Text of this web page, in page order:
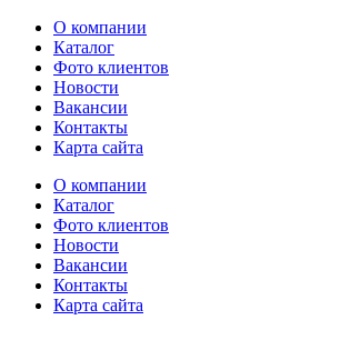
О компании
Каталог
Фото клиентов
Новости
Вакансии
Контакты
Карта сайта
О компании
Каталог
Фото клиентов
Новости
Вакансии
Контакты
Карта сайта